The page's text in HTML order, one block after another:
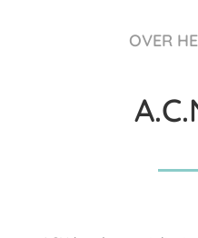
OVER